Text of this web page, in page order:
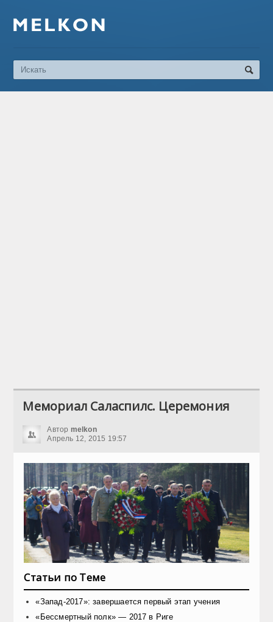
Мемориал Саласпилс. Церемония
Автор melkon
Апрель 12, 2015 19:57
Статьи по Теме
«Запад-2017»: завершается первый этап учения
«Бессмертный полк» — 2017 в Риге